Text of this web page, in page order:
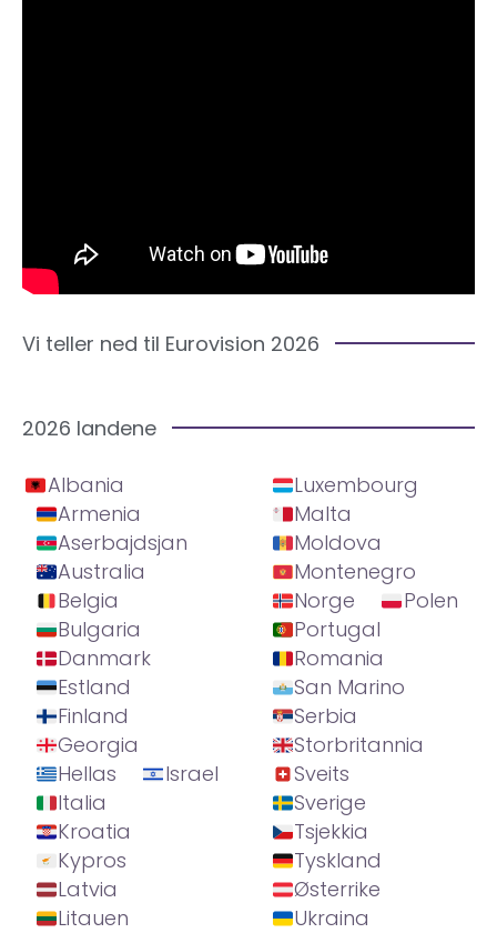
Vi teller ned til Eurovision 2026
2026 landene
Albania
Armenia
Aserbajdsjan
Australia
Belgia
Bulgaria
Danmark
Estland
Finland
Georgia
Hellas
Israel
Italia
Kroatia
Kypros
Latvia
Litauen
Luxembourg
Malta
Moldova
Montenegro
Norge
Polen
Portugal
Romania
San Marino
Serbia
Storbritannia
Sveits
Sverige
Tsjekkia
Tyskland
Østerrike
Ukraina